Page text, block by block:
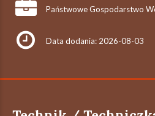
Państwowe Gospodarstwo
Data dodania: 2026-08-03